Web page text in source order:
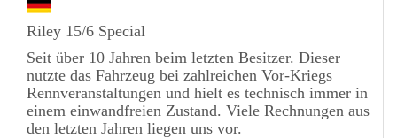
Riley 15/6 Special
Seit über 10 Jahren beim letzten Besitzer. Dieser
nutzte das Fahrzeug bei zahlreichen Vor-Kriegs
Rennveranstaltungen und hielt es technisch immer in
einem einwandfreien Zustand. Viele Rechnungen aus
den letzten Jahren liegen uns vor.